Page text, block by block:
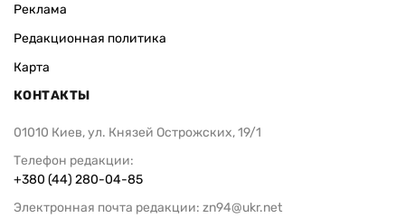
Реклама
Редакционная политика
Карта
КОНТАКТЫ
01010 Киев, ул. Князей Острожских, 19/1
Телефон редакции:
+380 (44) 280-04-85
Электронная почта редакции: zn94@ukr.net